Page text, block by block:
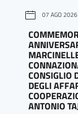
07 AGO 2026
CONSIGLIO
DEGLI
ANTONIO